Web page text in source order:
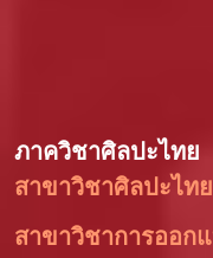
ภาควิชาศิลปะไทย
สาขาวิชาศิลปะไท
สาขาวิชาการออก